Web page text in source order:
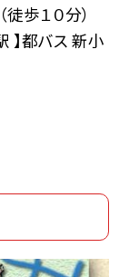
歩１０分）
都バス 新小